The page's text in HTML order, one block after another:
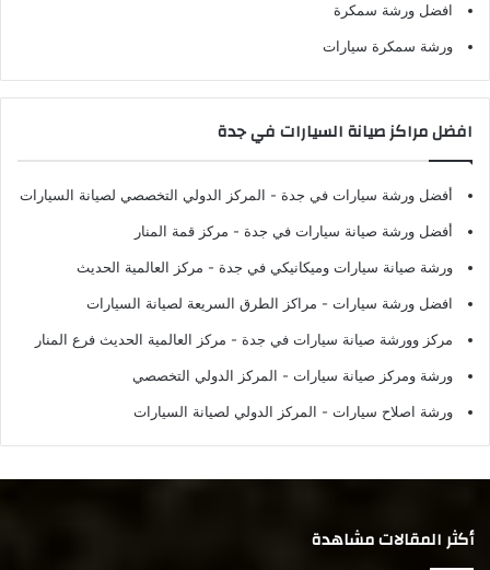
افضل ورشة سمكرة
ورشة سمكرة سيارات
افضل مراكز صيانة السيارات في جدة
أفضل ورشة سيارات في جدة - المركز الدولي التخصصي لصيانة السيارات
أفضل ورشة صيانة سيارات في جدة - مركز قمة المنار
ورشة صيانة سيارات وميكانيكي في جدة - مركز العالمية الحديث
افضل ورشة سيارات - مراكز الطرق السريعة لصيانة السيارات
مركز وورشة صيانة سيارات في جدة - مركز العالمية الحديث فرع المنار
ورشة ومركز صيانة سيارات - المركز الدولي التخصصي
ورشة اصلاح سيارات - المركز الدولي لصيانة السيارات
أكثر المقالات مشاهدة